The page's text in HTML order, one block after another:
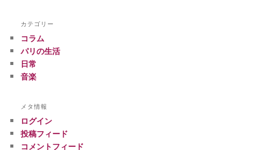
カテゴリー
コラム
パリの生活
日常
音楽
メタ情報
ログイン
投稿フィード
コメントフィード